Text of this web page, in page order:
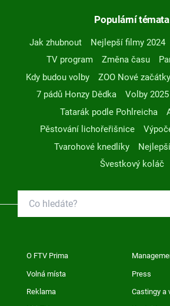
Populární témata
Jak zhubnout Nejlepší filmy 2024
TV program
Změna času
Kdy budou volby
ZOO Nové začátky
7 pádů Honzy Dědka
Volby 2025
Tatarák podle Pohlreicha
Pěstování lichořeřišnice
Tvarohové knedlíky
Švestkový koláč
O FTV Prima
Volná místa Press
Reklama Castingy a